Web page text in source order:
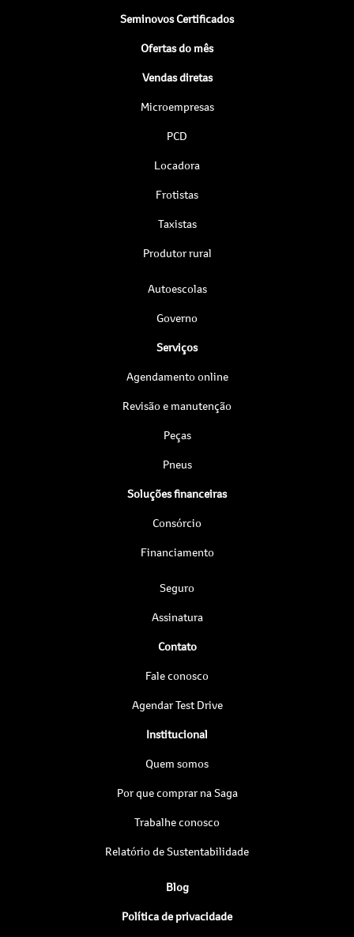
Seminovos Certificados
Ofertas do mês
Vendas diretas
Microempresas
PCD
Locadora
Frotistas
Taxistas
Produtor rural
Autoescolas
Governo
Serviços
Agendamento online
Revisão e manutenção
Peças
Pneus
Soluções financeiras
Consórcio
Financiamento
Seguro
Assinatura
Contato
Fale conosco
Agendar Test Drive
Institucional
Quem somos
Por que comprar na Saga
Trabalhe conosco
Relatório de Sustentabilidade
Blog
Política de privacidade